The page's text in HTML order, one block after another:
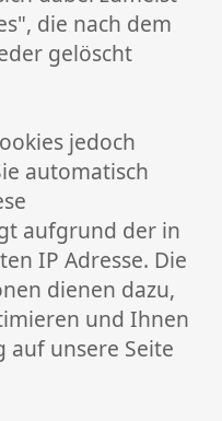
die nach dem
gelöscht
jedoch
automatisch
aufgrund der in
IP­ Adresse. Die
dienen dazu,
und Ihnen
auf unsere Seite